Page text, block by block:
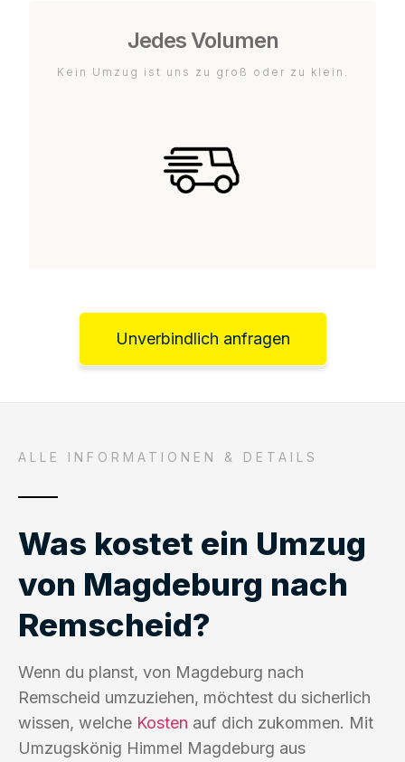
Jedes Volumen
Kein Umzug ist uns zu groß oder zu klein.
Unverbindlich anfragen
ALLE INFORMATIONEN & DETAILS
Was kostet ein Umzug
von Magdeburg nach
Remscheid?
Wenn du planst, von Magdeburg nach
Remscheid umzuziehen, möchtest du sicherlich
wissen, welche Kosten auf dich zukommen. Mit
Umzugskönig Himmel Magdeburg aus